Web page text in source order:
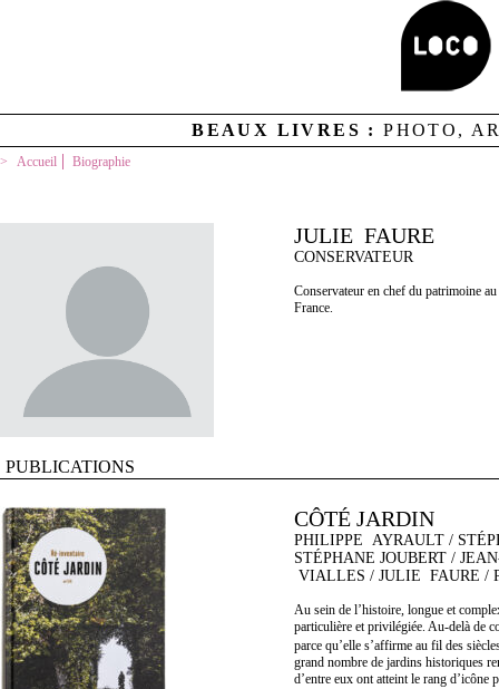
BEAUX LIVRES :PHOTO,
Accueil Biographie
JULIE FAURE
CONSERVATEUR
Conservateur en chef du patrimoine
France.
PUBLICATIONS
CÔTÉ JARDIN
PHILIPPE AYRAULT /
STÉPHANE JOUBERT /
VIALLES / JULIE FAURE /
Au sein de l’histoire, longue et
particulière et privilégiée. Au-delà de
parce qu’elle s’affirme au fil des
grand nombre de jardins historiques
d’entre eux ont atteint le rang d’icône